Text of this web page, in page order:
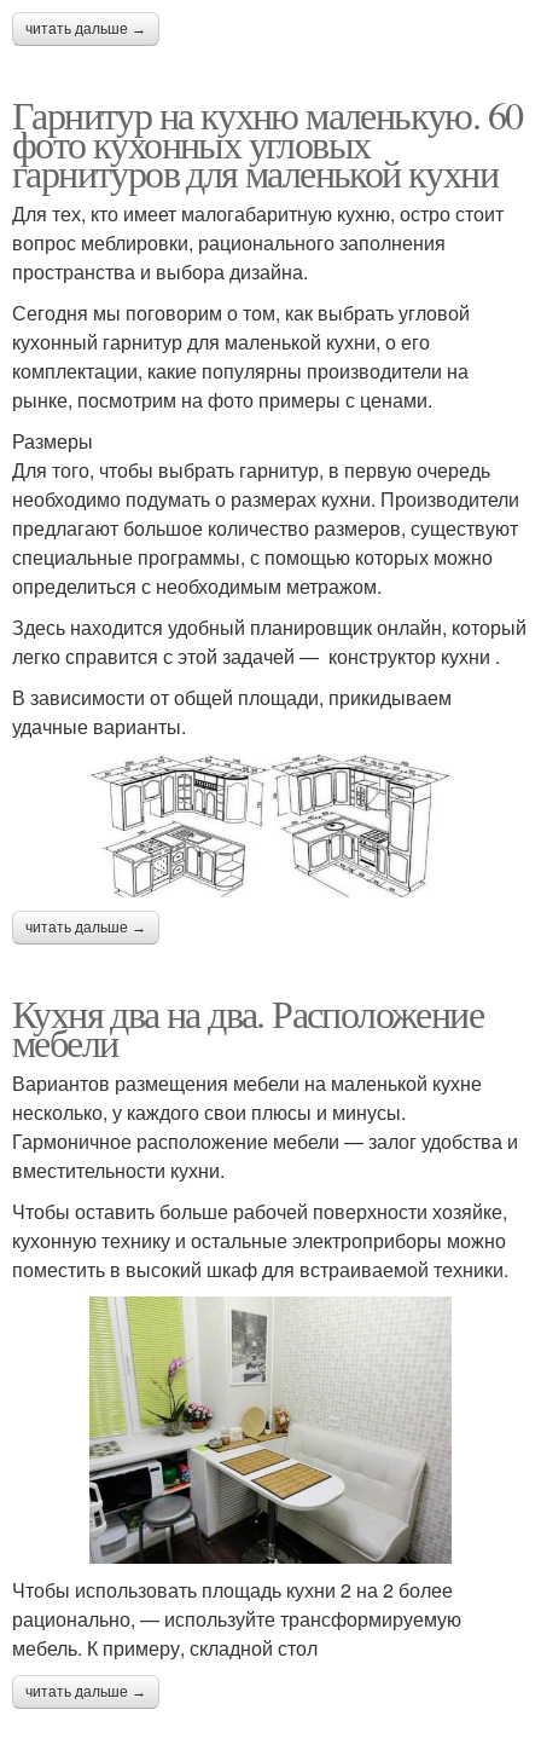
читать дальше →
Гарнитур на кухню маленькую. 60
фото кухонных угловых
гарнитуров для маленькой кухни
Для тех, кто имеет малогабаритную кухню, остро стоит
вопрос меблировки, рационального заполнения
пространства и выбора дизайна.
Сегодня мы поговорим о том, как выбрать угловой
кухонный гарнитур для маленькой кухни, о его
комплектации, какие популярны производители на
рынке, посмотрим на фото примеры с ценами.
Размеры
Для того, чтобы выбрать гарнитур, в первую очередь
необходимо подумать о размерах кухни. Производители
предлагают большое количество размеров, существуют
специальные программы, с помощью которых можно
определиться с необходимым метражом.
Здесь находится удобный планировщик онлайн, который
легко справится с этой задачей — конструктор кухни .
В зависимости от общей площади, прикидываем
удачные варианты.
читать дальше →
Кухня два на два. Расположение
мебели
Вариантов размещения мебели на маленькой кухне
несколько, у каждого свои плюсы и минусы.
Гармоничное расположение мебели — залог удобства и
вместительности кухни.
Чтобы оставить больше рабочей поверхности хозяйке,
кухонную технику и остальные электроприборы можно
поместить в высокий шкаф для встраиваемой техники.
Чтобы использовать площадь кухни 2 на 2 более
рационально, — используйте трансформируемую
мебель. К примеру, складной стол
читать дальше →